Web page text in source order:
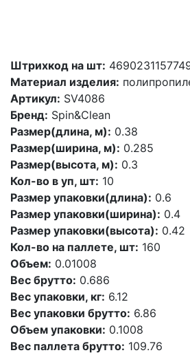
Штрихкод на шт:
Материал изделия:
Артикул: SV4086
Бренд: Spin&Clean
Размер(длина, м): 0.38
Размер(ширина, м): 0.285
Размер(высота, м): 0.3
Кол-во в уп, шт: 10
Размер упаковки(длина): 0.6
Размер упаковки(ширина): 0.4
Размер упаковки(высота): 0.42
Кол-во на паллете, шт: 160
Объем: 0.01008
Вес брутто: 0.686
Вес упаковки, кг: 6.12
Вес упаковки брутто: 6.86
Объем упаковки: 0.1008
Вес паллета брутто: 109.76